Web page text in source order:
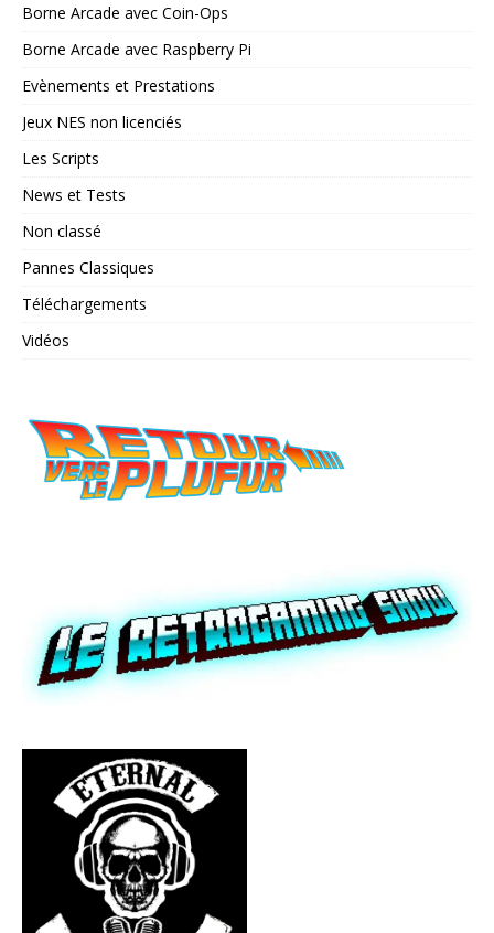
Borne Arcade avec Coin-Ops
Borne Arcade avec Raspberry Pi
Evènements et Prestations
Jeux NES non licenciés
Les Scripts
News et Tests
Non classé
Pannes Classiques
Téléchargements
Vidéos